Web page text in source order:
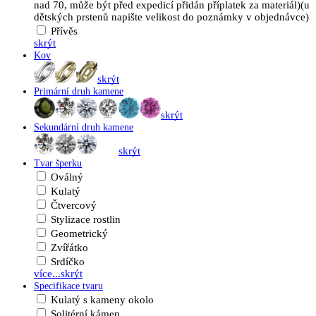
nad 70, může být před expedicí přidán příplatek za materiál)(u
dětských prstenů napište velikost do poznámky v objednávce)
Přívěs
skrýt
Kov
skrýt
Primární druh kamene
skrýt
Sekundární druh kamene
skrýt
Tvar šperku
Oválný
Kulatý
Čtvercový
Stylizace rostlin
Geometrický
Zvířátko
Srdíčko
více...skrýt
Specifikace tvaru
Kulatý s kameny okolo